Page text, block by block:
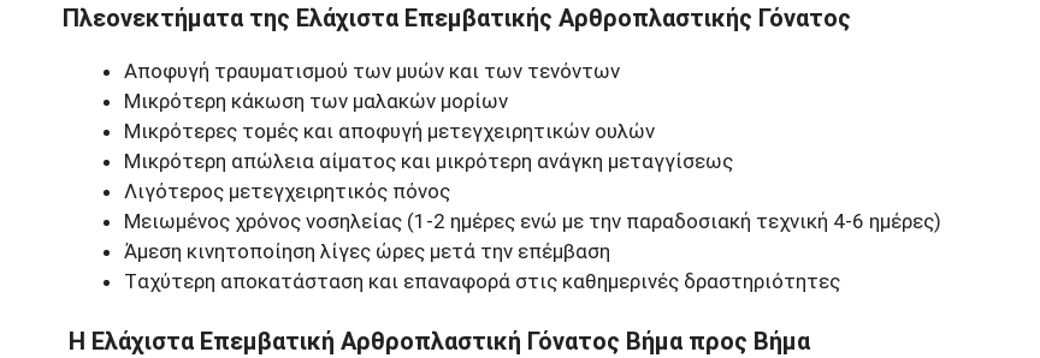
Πλεονεκτήματα της Ελάχιστα Επεμβατικής Αρθροπλαστικής Γόνατος
Αποφυγή τραυματισμού των μυών και των τενόντων
Μικρότερη κάκωση των μαλακών μορίων
Μικρότερες τομές και αποφυγή μετεγχειρητικών ουλών
Μικρότερη απώλεια αίματος και μικρότερη ανάγκη μεταγγίσεως
Λιγότερος μετεγχειρητικός πόνος
Μειωμένος χρόνος νοσηλείας (1-2 ημέρες ενώ με την παραδοσιακή τεχνική 4-6 ημέρες)
Άμεση κινητοποίηση λίγες ώρες μετά την επέμβαση
Tαχύτερη αποκατάσταση και επαναφορά στις καθημερινές δραστηριότητες
Η Ελάχιστα Επεμβατική Αρθροπλαστική Γόνατος Βήμα προς Βήμα